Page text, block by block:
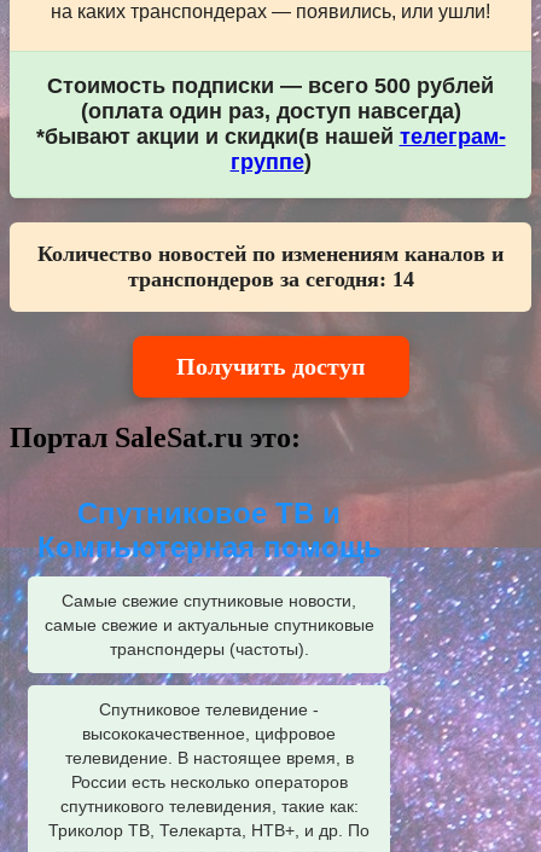
на каких транспондерах — появились, или ушли!
Стоимость подписки — всего 500 рублей
(оплата один раз, доступ навсегда)
*бывают акции и скидки(в нашей телеграм-
группе)
Количество новостей по изменениям каналов и
транспондеров за сегодня: 14
Получить доступ
Портал SaleSat.ru это:
Спутниковое ТВ и
Компьютерная помощь
Самые свежие спутниковые новости,
самые свежие и актуальные спутниковые
транспондеры (частоты).
Спутниковое телевидение -
высококачественное, цифровое
телевидение. В настоящее время, в
России есть несколько операторов
спутникового телевидения, такие как:
Триколор ТВ, Телекарта, НТВ+, и др. По